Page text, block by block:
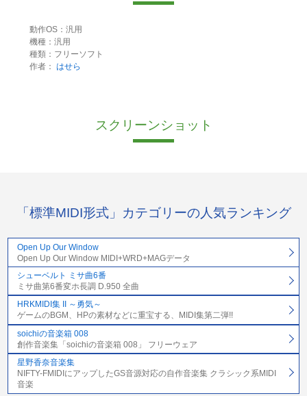
動作OS：汎用
機種：汎用
種類：フリーソフト
作者： はせら
スクリーンショット
「標準MIDI形式」カテゴリーの人気ランキング
Open Up Our Window
Open Up Our Window MIDI+WRD+MAGデータ
シューベルト ミサ曲6番
ミサ曲第6番変ホ長調 D.950 全曲
HRKMIDI集 II ～勇気～
ゲームのBGM、HPの素材などに重宝する、MIDI集第二弾!!
soichiの音楽箱 008
創作音楽集「soichiの音楽箱 008」 フリーウェア
星野香奈音楽集
NIFTY-FMIDIにアップしたGS音源対応の自作音楽集 クラシック系MIDI
音楽